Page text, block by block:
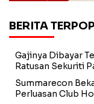
BERITA
Gajinya Dibayar
Ratusan Sekuriti
Summarecon
Perluasan Club